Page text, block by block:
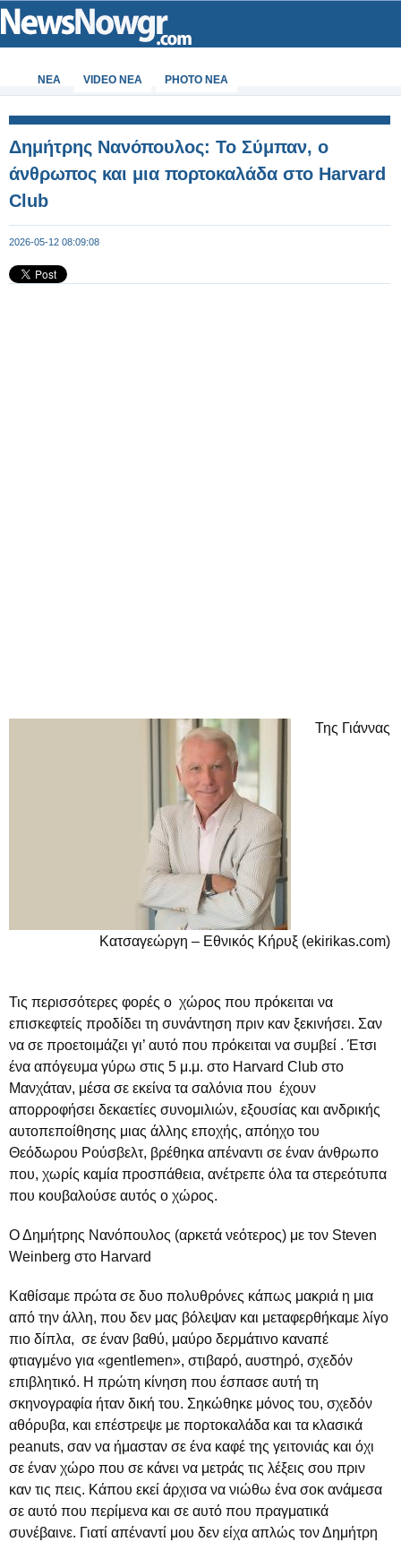
ΝΕΑ VIDEO NEA PHOTO NEA
Δημήτρης Νανόπουλος: Το Σύμπαν, ο
άνθρωπος και μια πορτοκαλάδα στο Harvard
Club
2026-05-12 08:09:08
Της Γιάννας
Κατσαγεώργη – Εθνικός Κήρυξ (ekirikas.com)
Τις περισσότερες φορές ο χώρος που πρόκειται να
επισκεφτείς προδίδει τη συνάντηση πριν καν ξεκινήσει. Σαν
να σε προετοιμάζει γι’ αυτό που πρόκειται να συμβεί . Έτσι
ένα απόγευμα γύρω στις 5 μ.μ. στο Harvard Club στο
Μανχάταν, μέσα σε εκείνα τα σαλόνια που έχουν
απορροφήσει δεκαετίες συνομιλιών, εξουσίας και ανδρικής
αυτοπεποίθησης μιας άλλης εποχής, απόηχο του
Θεόδωρου Ρούσβελτ, βρέθηκα απέναντι σε έναν άνθρωπο
που, χωρίς καμία προσπάθεια, ανέτρεπε όλα τα στερεότυπα
που κουβαλούσε αυτός ο χώρος.
Ο Δημήτρης Νανόπουλος (αρκετά νεότερος) με τoν Steven
Weinberg στο Harvard
Καθίσαμε πρώτα σε δυο πολυθρόνες κάπως μακριά η μια
από την άλλη, που δεν μας βόλεψαν και μεταφερθήκαμε λίγο
πιο δίπλα, σε έναν βαθύ, μαύρο δερμάτινο καναπέ
φτιαγμένο για «gentlemen», στιβαρό, αυστηρό, σχεδόν
επιβλητικό. Η πρώτη κίνηση που έσπασε αυτή τη
σκηνογραφία ήταν δική του. Σηκώθηκε μόνος του, σχεδόν
αθόρυβα, και επέστρεψε με πορτοκαλάδα και τα κλασικά
peanuts, σαν να ήμασταν σε ένα καφέ της γειτονιάς και όχι
σε έναν χώρο που σε κάνει να μετράς τις λέξεις σου πριν
καν τις πεις. Κάπου εκεί άρχισα να νιώθω ένα σοκ ανάμεσα
σε αυτό που περίμενα και σε αυτό που πραγματικά
συνέβαινε. Γιατί απέναντί μου δεν είχα απλώς τον Δημήτρη